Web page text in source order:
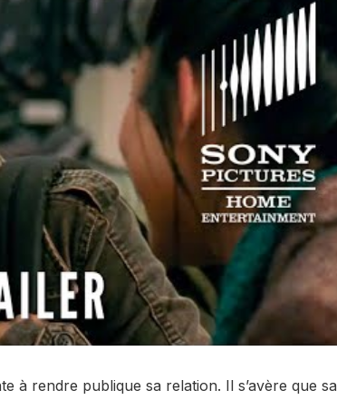
à rendre publique sa relation. Il s’avère que sa